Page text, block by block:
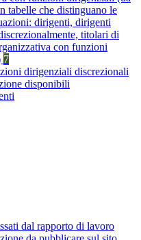
tabelle che distinguano le
dirigenti, dirigenti
titolari di
con funzioni
7
dirigenziali discrezionali
disponibili
dal rapporto di lavoro